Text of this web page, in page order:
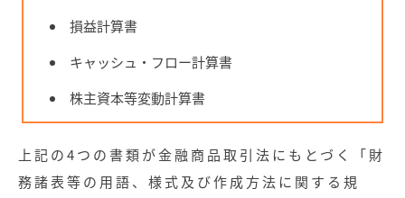
損益計算書
キャッシュ・フロー計算書
株主資本等変動計算書
上記の4つの書類が金融商品取引法にもとづく「財
務諸表等の用語、様式及び作成方法に関する規